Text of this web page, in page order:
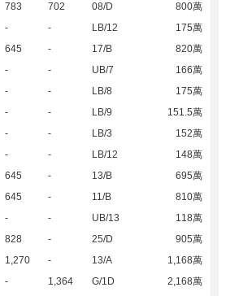
783 702 08/D
800萬
- - LB/12
175萬
645 - 17/B
820萬
- - UB/7
166萬
- - LB/8
175萬
- - LB/9
151.5萬
- - LB/3
152萬
- - LB/12
148萬
645 - 13/B
695萬
645 - 11/B
810萬
- - UB/13
118萬
828 - 25/D
905萬
1,270 - 13/A
1,168萬
- 1,364 G/1D
2,168萬